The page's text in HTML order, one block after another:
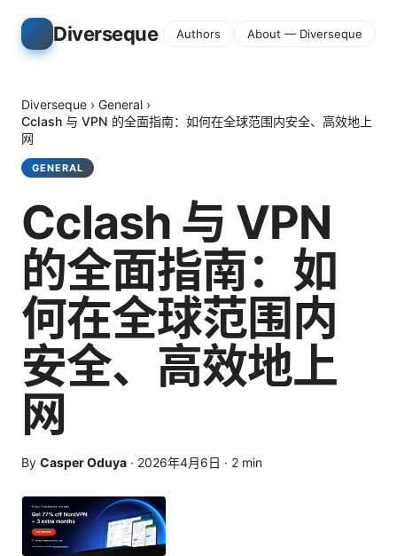
Diverseque Authors About — Diverseque
Diverseque › General ›
Cclash 与 VPN 的全面指南：如何在全球范围内安全、高效地上
网
GENERAL
Cclash 与 VPN
的全面指南：如
何在全球范围内
安全、高效地上
网
By Casper Oduya · 2026年4月6日 · 2 min